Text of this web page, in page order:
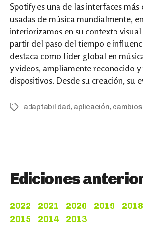
Spotify es una de las interfaces más
usadas de música mundialmente,
interiorizamos en su contexto
partir del paso del tiempo e
destaca como líder global en
y videos, ampliamente reconocido y
dispositivos. Desde su creación, su
Tagsadaptabilidad, aplicación, cambios,
Ediciones
2022 2021 2020 2019 2018
2015
2014 2013